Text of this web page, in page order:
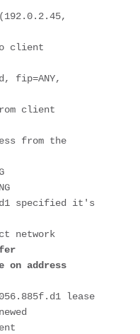
to client
fip=ANY,
from client
from the
specified it's
network
on address
lease